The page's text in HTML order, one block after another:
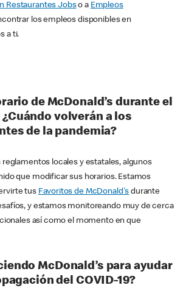
Restaurantes Jobso a Empleos
los empleos disponibles en
a ti.
de McDonald’s durante el
volverán a los
de la pandemia?
reglamentos locales y estatales, algunos
que modificar sus horarios. Estamos
tus Favoritos de McDonald's durante
y estamos monitoreando muy de cerca
así como el momento en que
McDonald’s para ayudar
del COVID-19?